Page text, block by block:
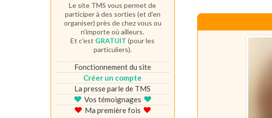
Le site TMS vous permet de
participer à des sorties (et d'en
organiser) près de chez vous ou
n'importe où ailleurs.
Et c'est GRATUIT (pour les
particuliers).
Fonctionnement du site
Créer un compte
La presse parle de TMS
Vos témoignages
Ma première fois